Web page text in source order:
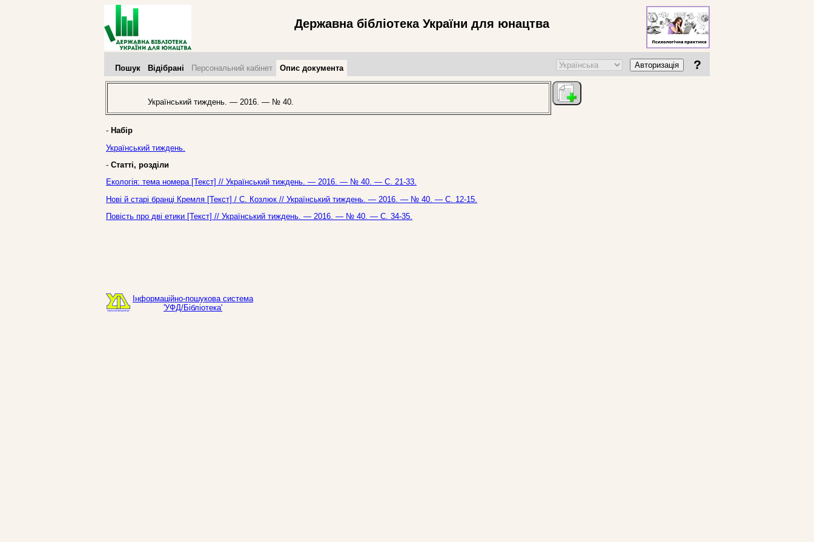
Державна бібліотека України для юнацтва
Пошук Відібрані Персональний кабінет Опис документа Авторизація ?
Український тиждень. — 2016. — № 40.
- Набір
Український тиждень.
- Статті, розділи
Екологія: тема номера [Текст] // Український тиждень. — 2016. — № 40. — С. 21-33.
Нові й старі бранці Кремля [Текст] / С. Козлюк // Український тиждень. — 2016. — № 40. — С. 12-15.
Повість про дві етики [Текст] // Український тиждень. — 2016. — № 40. — С. 34-35.
Інформаційно-пошукова система
'УФД/Бібліотека'